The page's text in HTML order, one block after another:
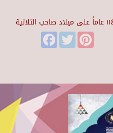
FacebookTwitter